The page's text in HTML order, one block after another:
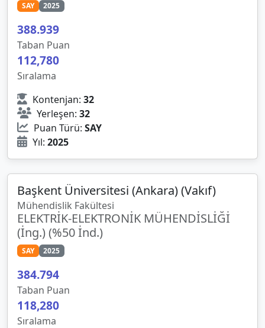
SAY 2025
388.939
Taban Puan
112,780
Sıralama
Kontenjan: 32
Yerleşen: 32
Puan Türü: SAY
Yıl: 2025
Başkent Üniversitesi (Ankara) (Vakıf)
Mühendislik Fakültesi
ELEKTRİK-ELEKTRONİK MÜHENDİSLİĞİ
(İng.) (%50 İnd.)
SAY 2025
384.794
Taban Puan
118,280
Sıralama